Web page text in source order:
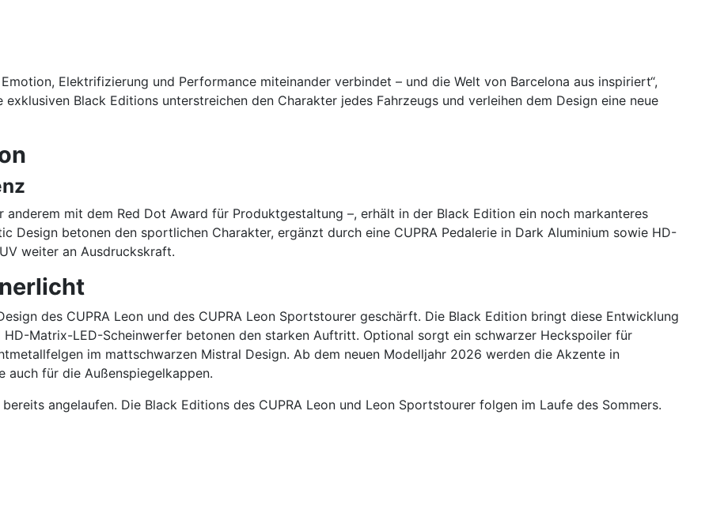
Elektrifizierung und Performance miteinander verbindet – und die Welt von Barcelona aus inspiriert“,
Black Editions unterstreichen den Charakter jedes Fahrzeugs und verleihen dem Design eine neue
anderem mit dem Red Dot Award für Produktgestaltung –, erhält in der Black Edition ein noch markanteres
Design betonen den sportlichen Charakter, ergänzt durch eine CUPRA Pedalerie in Dark Aluminium sowie HD-
weiter an Ausdruckskraft.
des CUPRA Leon und des CUPRA Leon Sportstourer geschärft. Die Black Edition bringt diese Entwicklung
Matrix-LED-Scheinwerfer betonen den starken Auftritt. Optional sorgt ein schwarzer Heckspoiler für
im mattschwarzen Mistral Design. Ab dem neuen Modelljahr 2026 werden die Akzente in
auch für die Außenspiegelkappen.
angelaufen. Die Black Editions des CUPRA Leon und Leon Sportstourer folgen im Laufe des Sommers.